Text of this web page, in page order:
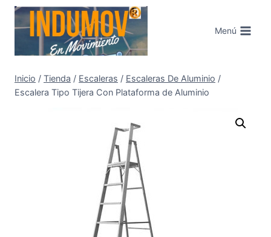
Saltar
contenido
Menú
Inicio / Tienda / Escaleras / Escaleras De Aluminio /
Escalera Tipo Tijera Con Plataforma de Aluminio